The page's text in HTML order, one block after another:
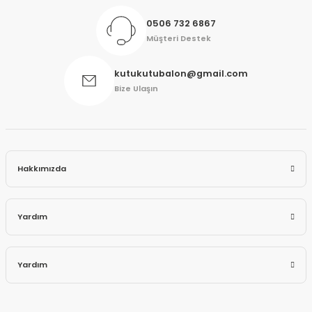
0506 732 6867
Müşteri Destek
kutukutubalon@gmail.com
Bize Ulaşın
Hakkımızda
Yardım
Yardım